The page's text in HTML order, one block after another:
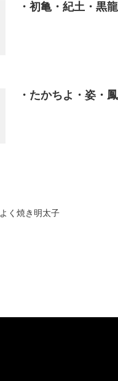
・初亀・紀土・黒
・たかちよ・姿・
よく焼き明太子